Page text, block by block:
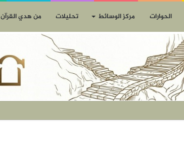
الحوارات مركز الوسائط تحليلات من هدي القرآن